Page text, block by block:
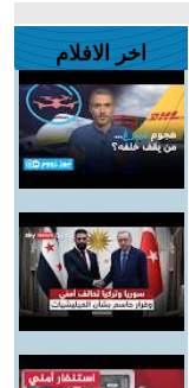
اخر الافلام